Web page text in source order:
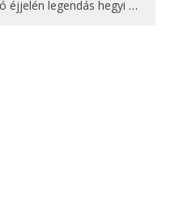
hegyi tüzek világítják meg Zugspitzét